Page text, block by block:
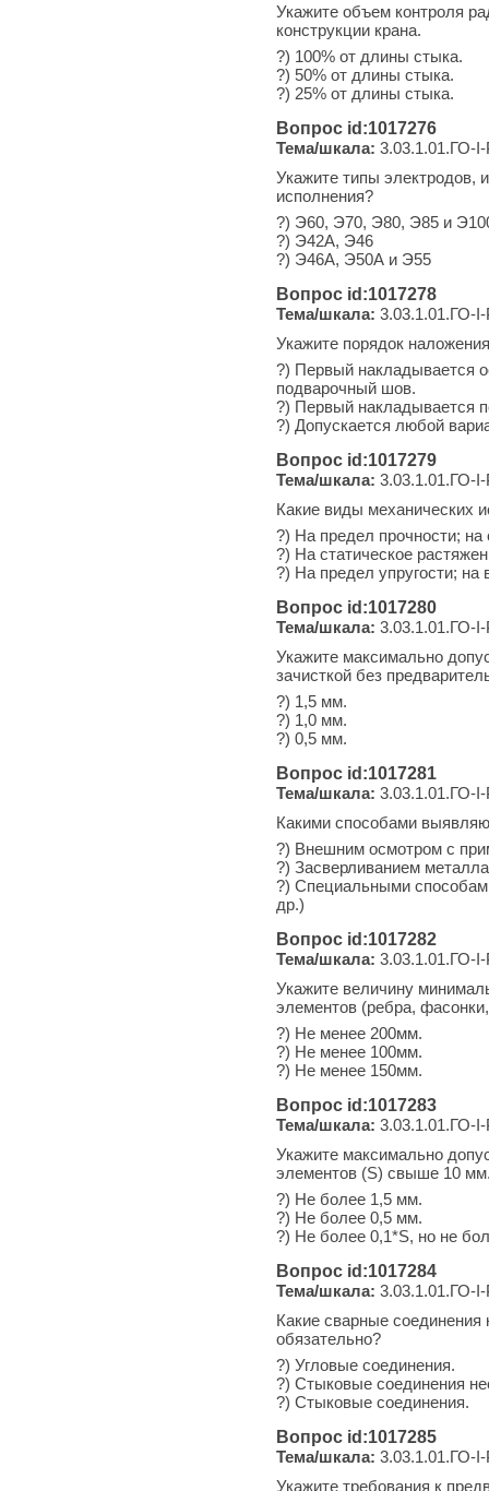
Укажите объем контроля
конструкции крана.
?) 100% от длины стыка.
?) 50% от длины стыка.
?) 25% от длины стыка.
Вопрос id:1017276
Тема/шкала: 3.03.1.01.ГО-
Укажите типы электродов,
исполнения?
?) Э60, Э70, Э80, Э85 и
?) Э42А, Э46
?) Э46А, Э50А и Э55
Вопрос id:1017278
Тема/шкала: 3.03.1.01.ГО-
Укажите порядок
?) Первый накладывается
подварочный шов.
?) Первый накладывается
?) Допускается любой
Вопрос id:1017279
Тема/шкала: 3.03.1.01.ГО-
Какие виды механических
?) На предел прочности; на
?) На статическое
?) На предел упругости; на
Вопрос id:1017280
Тема/шкала: 3.03.1.01.ГО-
Укажите максимально
зачисткой без
?) 1,5 мм.
?) 1,0 мм.
?) 0,5 мм.
Вопрос id:1017281
Тема/шкала: 3.03.1.01.ГО-
Какими способами
?) Внешним осмотром с
?) Засверливанием
?) Специальными
др.)
Вопрос id:1017282
Тема/шкала: 3.03.1.01.ГО-
Укажите величину
элементов (ребра,
?) Не менее 200мм.
?) Не менее 100мм.
?) Не менее 150мм.
Вопрос id:1017283
Тема/шкала: 3.03.1.01.ГО-
Укажите максимально
элементов (S) свыше 10
?) Не более 1,5 мм.
?) Не более 0,5 мм.
?) Не более 0,1*S, но не
Вопрос id:1017284
Тема/шкала: 3.03.1.01.ГО-
Какие сварные
обязательно?
?) Угловые соединения.
?) Стыковые соединения
?) Стыковые соединения.
Вопрос id:1017285
Тема/шкала: 3.03.1.01.ГО-
Укажите требования к